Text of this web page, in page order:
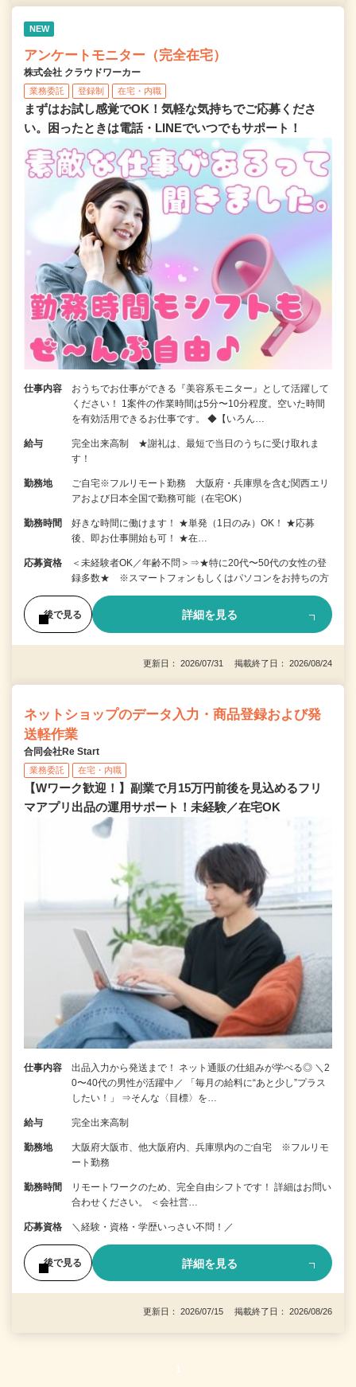
NEW
アンケートモニター（完全在宅）
株式会社 クラウドワーカー
業務委託 登録制 在宅・内職
まずはお試し感覚でOK！気軽な気持ちでご応募くださ
い。困ったときは電話・LINEでいつでもサポート！
仕事内容
おうちでお仕事ができる『美容系モニター』として活躍して
ください！ 1案件の作業時間は5分〜10分程度。空いた時間
を有効活用できるお仕事です。 ◆【いろん…
給与
完全出来高制 ★謝礼は、最短で当日のうちに受け取れま
す！
勤務地
ご自宅※フルリモート勤務 大阪府・兵庫県を含む関西エリ
アおよび日本全国で勤務可能（在宅OK）
勤務時間
好きな時間に働けます！ ★単発（1日のみ）OK！ ★応募
後、即お仕事開始も可！ ★在…
応募資格
＜未経験者OK／年齢不問＞⇒★特に20代〜50代の女性の登
録多数★ ※スマートフォンもしくはパソコンをお持ちの方
後で見る 詳細を見る
更新日： 2026/07/31 掲載終了日： 2026/08/24
ネットショップのデータ入力・商品登録および発
送軽作業
合同会社Re Start
業務委託 在宅・内職
【Wワーク歓迎！】副業で月15万円前後を見込めるフリ
マアプリ出品の運用サポート！未経験／在宅OK
仕事内容
出品入力から発送まで！ ネット通販の仕組みが学べる◎ ＼2
0〜40代の男性が活躍中／ 「毎月の給料に“あと少し”プラス
したい！」 ⇒そんな〈目標〉を…
給与 完全出来高制
勤務地
大阪府大阪市、他大阪府内、兵庫県内のご自宅 ※フルリモ
ート勤務
勤務時間
リモートワークのため、完全自由シフトです！ 詳細はお問い
合わせください。 ＜会社営…
応募資格 ＼経験・資格・学歴いっさい不問！／
後で見る 詳細を見る
更新日： 2026/07/15 掲載終了日： 2026/08/26
1